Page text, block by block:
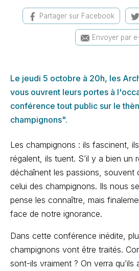
Partager sur Facebook
Envoyer par
Le jeudi 5 octobre à 20h, les
vous ouvrent leurs portes à
conférence tout public sur le
champignons".
Les champignons : ils fascinent,
régalent, ils tuent. S’il y a bien un
déchaînent les passions, souvent
celui des champignons. Ils nous
pense les connaître, mais
face de notre ignorance.
Dans cette conférence inédite,
champignons vont être traités.
sont-ils vraiment ? On verra qu’ils